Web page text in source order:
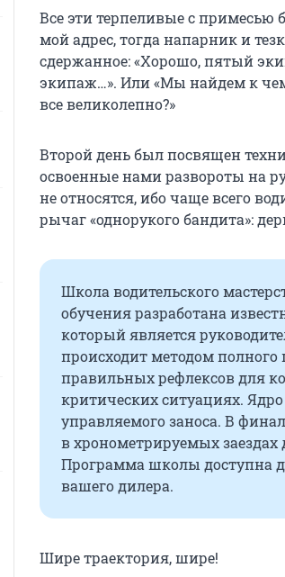
Все эти терпеливые с примесью
мой адрес, тогда напарник и
сдержанное: «Хорошо, пятый
экипаж…». Или «Мы найдем к
все великолепно?»
Второй день был посвящен
освоенные нами развороты на
не относятся, ибо чаще всего
рычаг «однорукого бандита»:
Школа водительского
обучения разработана
который является
происходит методом
правильных рефлексов для
критических ситуациях.
управляемого заноса. В
в хронометрируемых
Программа школы доступна
вашего дилера.
Шире траектория, шире!